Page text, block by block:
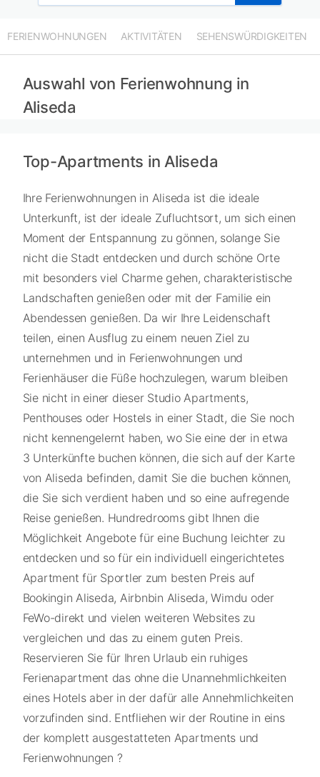
FERIENWOHNUNGEN AKTIVITÄTEN SEHENSWÜRDIGKEITEN
Auswahl von Ferienwohnung in
Aliseda
Top-Apartments in Aliseda
Ihre Ferienwohnungen in Aliseda ist die ideale
Unterkunft, ist der ideale Zufluchtsort, um sich einen
Moment der Entspannung zu gönnen, solange Sie
nicht die Stadt entdecken und durch schöne Orte
mit besonders viel Charme gehen, charakteristische
Landschaften genießen oder mit der Familie ein
Abendessen genießen. Da wir Ihre Leidenschaft
teilen, einen Ausflug zu einem neuen Ziel zu
unternehmen und in Ferienwohnungen und
Ferienhäuser die Füße hochzulegen, warum bleiben
Sie nicht in einer dieser Studio Apartments,
Penthouses oder Hostels in einer Stadt, die Sie noch
nicht kennengelernt haben, wo Sie eine der in etwa
3 Unterkünfte buchen können, die sich auf der Karte
von Aliseda befinden, damit Sie die buchen können,
die Sie sich verdient haben und so eine aufregende
Reise genießen. Hundredrooms gibt Ihnen die
Möglichkeit Angebote für eine Buchung leichter zu
entdecken und so für ein individuell eingerichtetes
Apartment für Sportler zum besten Preis auf
Bookingin Aliseda, Airbnbin Aliseda, Wimdu oder
FeWo-direkt und vielen weiteren Websites zu
vergleichen und das zu einem guten Preis.
Reservieren Sie für Ihren Urlaub ein ruhiges
Ferienapartment das ohne die Unannehmlichkeiten
eines Hotels aber in der dafür alle Annehmlichkeiten
vorzufinden sind. Entfliehen wir der Routine in eins
der komplett ausgestatteten Apartments und
Ferienwohnungen ?